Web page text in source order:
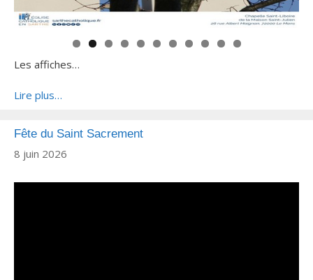
Les affiches…
Lire plus…
Fête du Saint Sacrement
8 juin 2026